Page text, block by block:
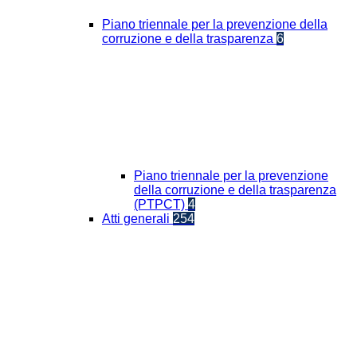
Piano triennale per la prevenzione della
corruzione e della trasparenza 6
Piano triennale per la prevenzione
della corruzione e della trasparenza
(PTPCT) 4
Atti generali 254